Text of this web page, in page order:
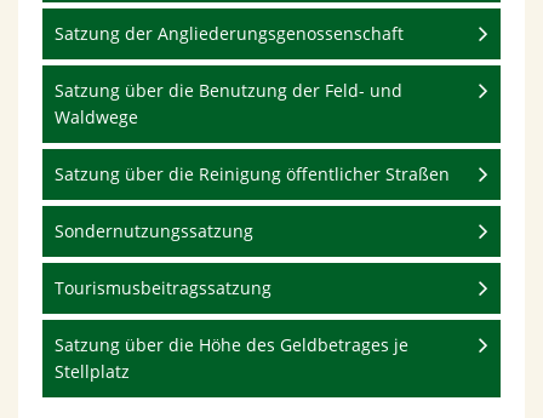
Satzung der Angliederungsgenossenschaft
Satzung über die Benutzung der Feld- und
Waldwege
Satzung über die Reinigung öffentlicher Straßen
Sondernutzungssatzung
Tourismusbeitragssatzung
Satzung über die Höhe des Geldbetrages je
Stellplatz